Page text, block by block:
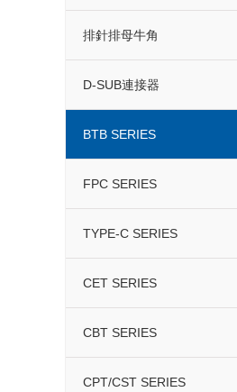
排針排母牛角
D-SUB連接器
BTB SERIES
FPC SERIES
TYPE-C SERIES
CET SERIES
CBT SERIES
CPT/CST SERIES